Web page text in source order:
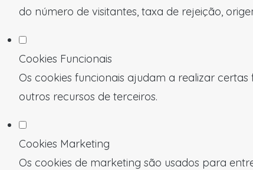
do número de visitantes, taxa de rejeição,
Cookies Funcionais
Os cookies funcionais ajudam a realizar
outros recursos de terceiros.
Cookies Marketing
Os cookies de marketing são usados para